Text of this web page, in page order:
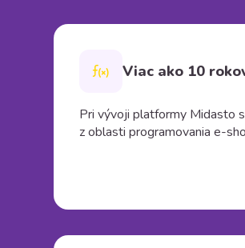
Viac ako 10
Pri vývoji platformy Midasto
z oblasti programovania e-